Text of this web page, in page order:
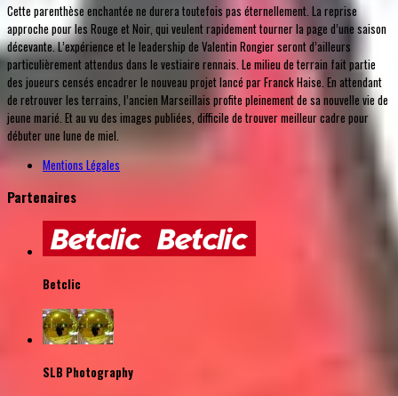
Cette parenthèse enchantée ne durera toutefois pas éternellement. La reprise
approche pour les Rouge et Noir, qui veulent rapidement tourner la page d’une saison
décevante. L’expérience et le leadership de Valentin Rongier seront d’ailleurs
particulièrement attendus dans le vestiaire rennais. Le milieu de terrain fait partie
des joueurs censés encadrer le nouveau projet lancé par Franck Haise. En attendant
de retrouver les terrains, l’ancien Marseillais profite pleinement de sa nouvelle vie de
jeune marié. Et au vu des images publiées, difficile de trouver meilleur cadre pour
débuter une lune de miel.
Mentions Légales
Partenaires
Betclic
SLB Photography